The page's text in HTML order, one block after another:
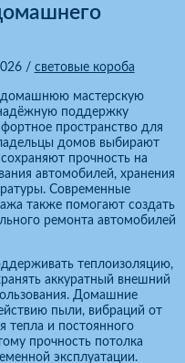
/ световые короба
домашнюю мастерскую
поддержку
пространство для
домов выбирают
прочность на
автомобилей, хранения
Современные
также помогают создать
ремонта автомобилей
теплоизоляцию,
аккуратный внешний
Домашние
пыли, вибраций от
тепла и постоянного
прочность потолка
эксплуатации.